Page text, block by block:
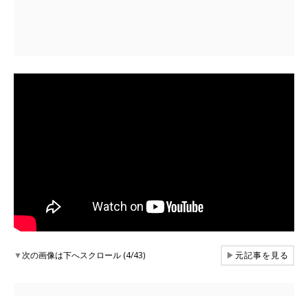
▼次の画像は下へスクロール (4/43) ▶元記事を見る